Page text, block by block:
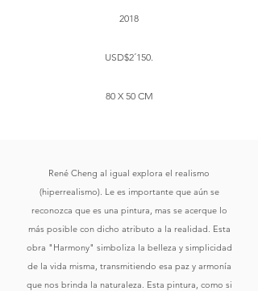
2018
USD$2´150.
80 X 50 CM
René Cheng al igual explora el realismo
(hiperrealismo). Le es importante que aún se
reconozca que es una pintura, mas se acerque lo
más posible con dicho atributo a la realidad. Esta
obra "Harmony" simboliza la belleza y simplicidad
de la vida misma, transmitiendo esa paz y armonía
que nos brinda la naturaleza. Esta pintura, como si